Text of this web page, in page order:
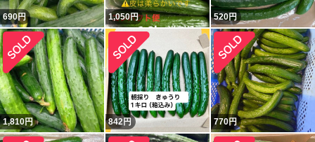
690円 1,050円 520円
1,810円 842円 770円